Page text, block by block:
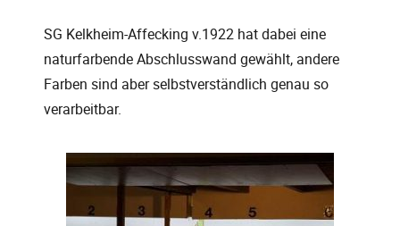
SG Kelkheim-Affecking v.1922 hat dabei eine
naturfarbende Abschlusswand gewählt, andere
Farben sind aber selbstverständlich genau so
verarbeitbar.